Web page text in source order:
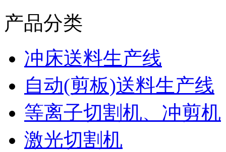
产品分类
冲床送料生产线
自动(剪板)送料生产线
等离子切割机、冲剪机
激光切割机